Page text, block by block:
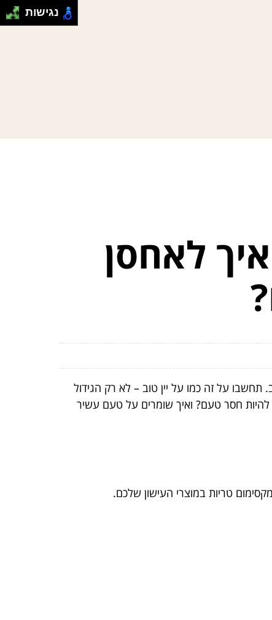
לאחסן
על זה כמו על יין טוב – לא רק הגידול
להיות חסר טעם? ואיך שומרים על טעם עשיר
טריות במוצרי העישון שלכם.
נגישות